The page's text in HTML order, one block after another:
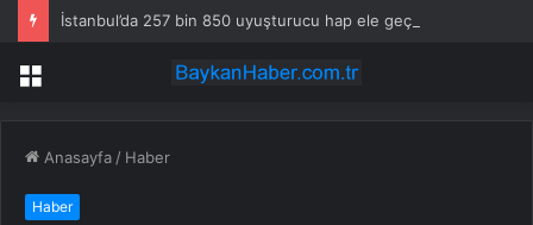
İstanbul’da 257 bin 850 uyuşturucu hap ele geçirildi
Menü
Anasayfa / Haber
Haber